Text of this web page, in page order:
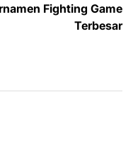
Fighting Game
Terbesar